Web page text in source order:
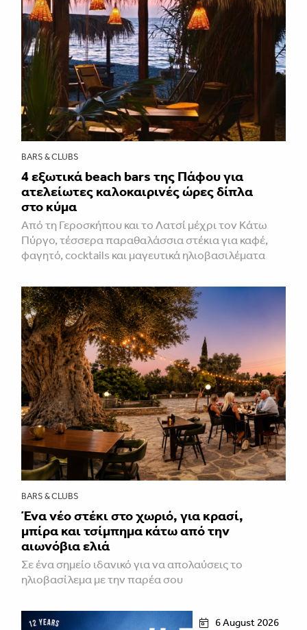
BARS & CLUBS
4 εξωτικά beach bars της Πάφου για
ατελείωτες καλοκαιρινές ώρες δίπλα
στο κύμα
Από τη Γεροσκήπου και το Λατσί μέχρι τον Κάτω
Πύργο, τέσσερα παραθαλάσσια στέκια για καφέ,
φαγητό, cocktails και μαγευτικά ηλιοβασιλέματα
BARS & CLUBS
Ένα νέο στέκι στο χωριό, για κρασί,
μπίρα και τσίμπημα κάτω από την
αιωνόβια ελιά
Σε ένα σημείο ιδανικό για να απολαύσεις το
ηλιοβασίλεμα με την παρέα σου
6 August 2026